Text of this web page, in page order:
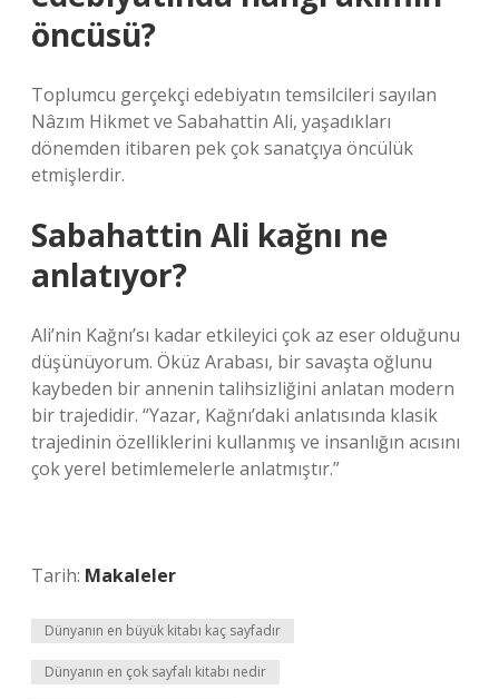
öncüsü?
Toplumcu gerçekçi edebiyatın temsilcileri sayılan
Nâzım Hikmet ve Sabahattin Ali, yaşadıkları
dönemden itibaren pek çok sanatçıya öncülük
etmişlerdir.
Sabahattin Ali kağnı ne
anlatıyor?
Ali’nin Kağnı’sı kadar etkileyici çok az eser olduğunu
düşünüyorum. Öküz Arabası, bir savaşta oğlunu
kaybeden bir annenin talihsizliğini anlatan modern
bir trajedidir. “Yazar, Kağnı’daki anlatısında klasik
trajedinin özelliklerini kullanmış ve insanlığın acısını
çok yerel betimlemelerle anlatmıştır.”
Tarih: Makaleler
Dünyanın en büyük kitabı kaç sayfadır
Dünyanın en çok sayfalı kitabı nedir